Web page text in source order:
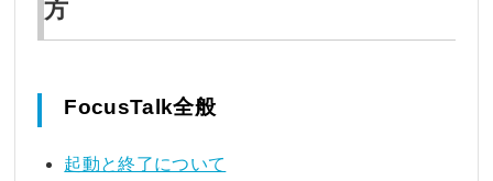
方
FocusTalk全般
起動と終了について